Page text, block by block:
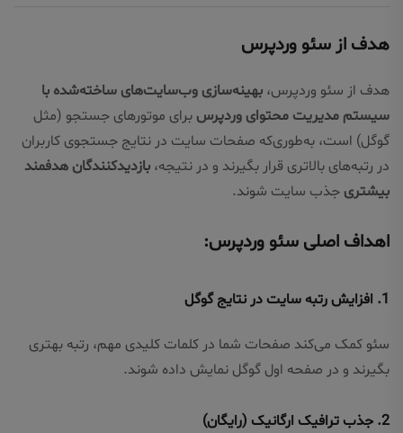
هدف از سئو وردپرس
هدف از سئو وردپرس، بهینه‌سازی وب‌سایت‌های ساخته‌شده با
سیستم مدیریت محتوای وردپرس برای موتورهای جستجو (مثل
گوگل) است، به‌طوری‌که صفحات سایت در نتایج جستجوی کاربران
در رتبه‌های بالاتری قرار بگیرند و در نتیجه، بازدیدکنندگان هدفمند
بیشتری جذب سایت شوند.
اهداف اصلی سئو وردپرس:
1. افزایش رتبه سایت در نتایج گوگل
سئو کمک می‌کند صفحات شما در کلمات کلیدی مهم، رتبه بهتری
بگیرند و در صفحه اول گوگل نمایش داده شوند.
2. جذب ترافیک ارگانیک (رایگان)